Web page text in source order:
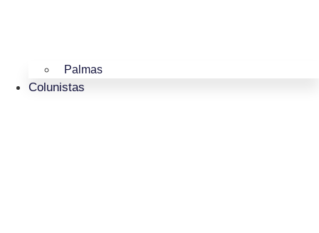
Palmas
Colunistas